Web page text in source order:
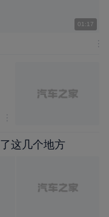
01:17
这几个地方